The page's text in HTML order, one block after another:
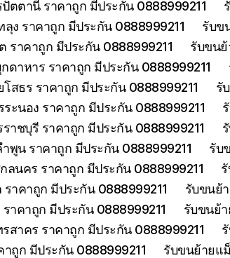
ตตานี ราคาถูก มีประกัน 0888999211
ง ราคาถูก มีประกัน 0888999211
รับข
ราคาถูก มีประกัน 0888999211
รับขนย้
าหาร ราคาถูก มีประกัน 0888999211
สธร ราคาถูก มีประกัน 0888999211
รั
ะนอง ราคาถูก มีประกัน 0888999211
าชบุรี ราคาถูก มีประกัน 0888999211
พูน ราคาถูก มีประกัน 0888999211
รับ
นคร ราคาถูก มีประกัน 0888999211
าคาถูก มีประกัน 0888999211
รับขนย้
าคาถูก มีประกัน 0888999211
รับขนย้
สาคร ราคาถูก มีประกัน 0888999211
ถูก มีประกัน 0888999211
รับขนย้ายแ